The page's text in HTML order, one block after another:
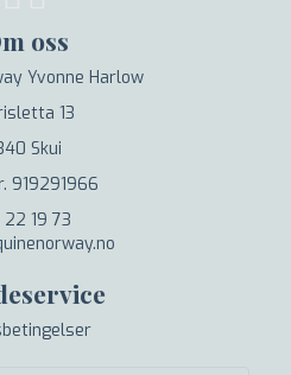
oss
Yvonne Harlow
13
Skui
919291966
19 73